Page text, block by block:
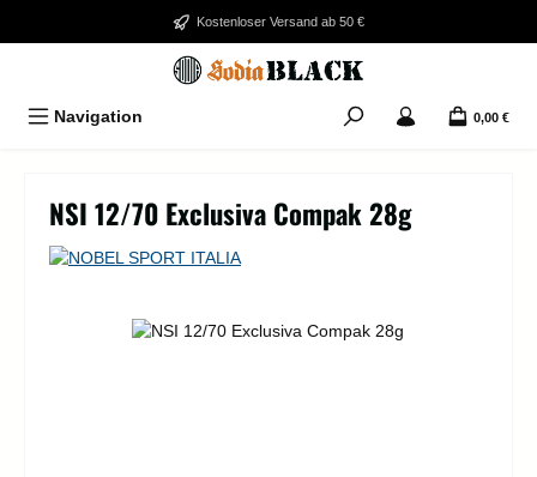
Zum Hauptinhalt springenKostenloser Versand ab 50 €
Navigation 0,00 €
NSI 12/70 Exclusiva Compak 28g
Bildergalerie überspringen